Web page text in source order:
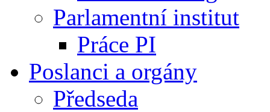
Parlamentní institut
Práce PI
Poslanci a orgány
Předseda